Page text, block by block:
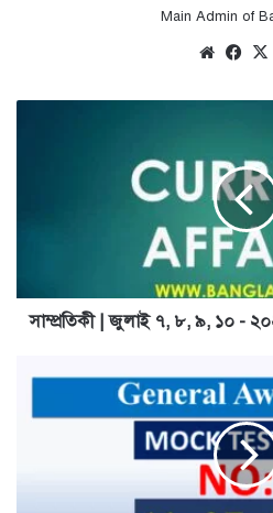
Main Admin of
২০২০
সাম্প্রতিকী | জুলাই ৭, ৮, ৯, ১০ -
No